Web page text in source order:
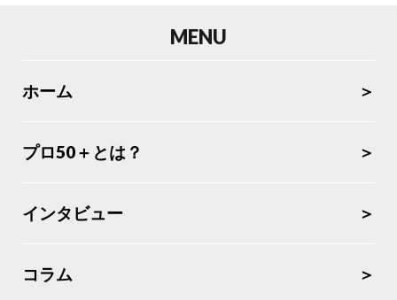
MENU
ホーム
プロ50＋とは？
インタビュー
コラム